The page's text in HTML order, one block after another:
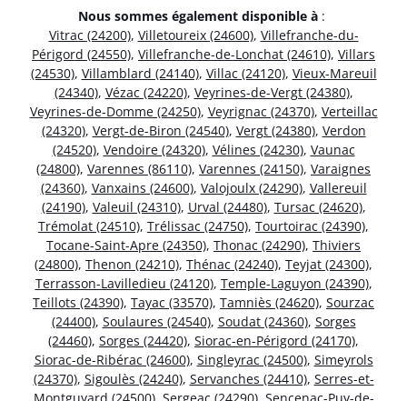
Nous sommes également disponible à :
Vitrac (24200), Villetoureix (24600), Villefranche-du-
Périgord (24550), Villefranche-de-Lonchat (24610), Villars
(24530), Villamblard (24140), Villac (24120), Vieux-Mareuil
(24340), Vézac (24220), Veyrines-de-Vergt (24380),
Veyrines-de-Domme (24250), Veyrignac (24370), Verteillac
(24320), Vergt-de-Biron (24540), Vergt (24380), Verdon
(24520), Vendoire (24320), Vélines (24230), Vaunac
(24800), Varennes (86110), Varennes (24150), Varaignes
(24360), Vanxains (24600), Valojoulx (24290), Vallereuil
(24190), Valeuil (24310), Urval (24480), Tursac (24620),
Trémolat (24510), Trélissac (24750), Tourtoirac (24390),
Tocane-Saint-Apre (24350), Thonac (24290), Thiviers
(24800), Thenon (24210), Thénac (24240), Teyjat (24300),
Terrasson-Lavilledieu (24120), Temple-Laguyon (24390),
Teillots (24390), Tayac (33570), Tamniès (24620), Sourzac
(24400), Soulaures (24540), Soudat (24360), Sorges
(24460), Sorges (24420), Siorac-en-Périgord (24170),
Siorac-de-Ribérac (24600), Singleyrac (24500), Simeyrols
(24370), Sigoulès (24240), Servanches (24410), Serres-et-